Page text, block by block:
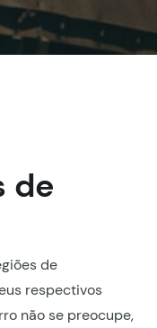
de
de
respectivos
não se preocupe,